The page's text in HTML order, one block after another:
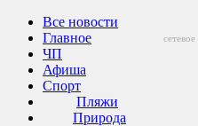
Все новости
Главное
ЧП
Афиша
Спорт
Пляжи
Природа
сетевое